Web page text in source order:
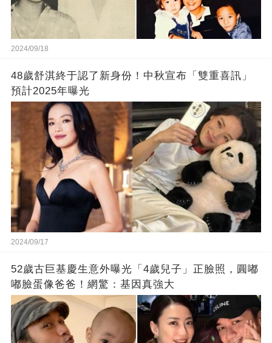
2024/09/18
48歲舒淇終于認了新身份！中秋宣布「雙重喜訊」
預計2025年曝光
2024/09/17
52歲古巨基慶生意外曝光「4歲兒子」正臉照，圓嘟
嘟臉蛋像爸爸！網驚：基因真強大